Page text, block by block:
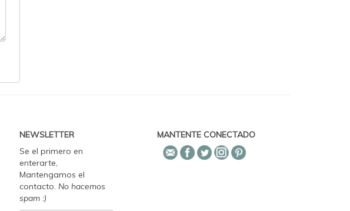
NEWSLETTER
Se el primero en
enterarte,
Mantengamos el
contacto. No hacemos
spam :)
MANTENTE CONECTADO